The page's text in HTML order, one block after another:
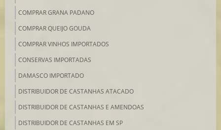
COMPRAR GRANA PADANO
COMPRAR QUEIJO GOUDA
COMPRAR VINHOS IMPORTADOS
CONSERVAS IMPORTADAS
DAMASCO IMPORTADO
DISTRIBUIDOR DE CASTANHAS ATACADO
DISTRIBUIDOR DE CASTANHAS E AMENDOAS
DISTRIBUIDOR DE CASTANHAS EM SP